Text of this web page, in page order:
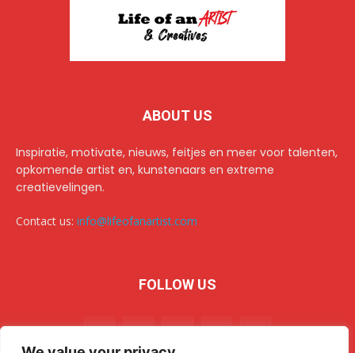
ABOUT US
Inspiratie, motivate, nieuws, feitjes en meer voor talenten,
opkomende artist en, kunstenaars en extreme
creatievelingen.
Contact us: info@lifeofanartist.com
FOLLOW US